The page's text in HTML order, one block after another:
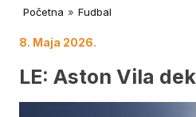
Početna » Fudbal
8. Maja 2026.
LE: Aston Vila